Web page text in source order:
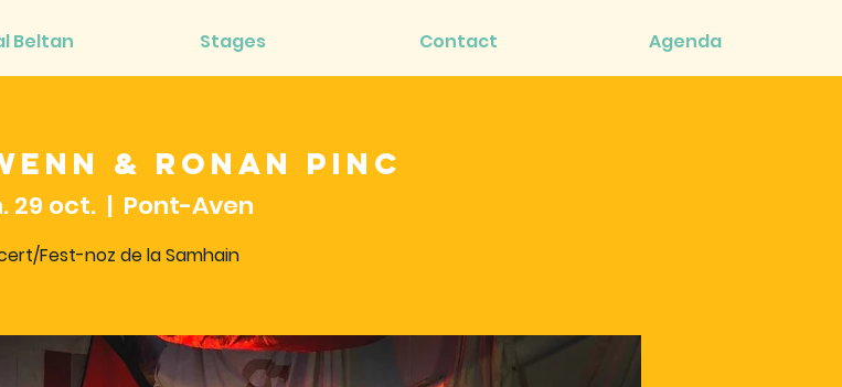
Beltan Stages Contact Agenda
& Ronan Pinc
29 oct.
  |
Pont-Aven
Fest-noz de la Samhain